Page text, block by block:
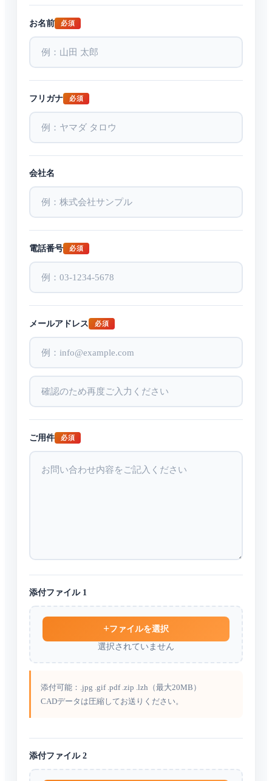
お名前 必須
フリガナ 必須
会社名
電話番号 必須
メールアドレス 必須
ご用件 必須
添付ファイル 1
ファイルを選択
選択されていません
添付可能：.jpg .gif .pdf .zip .lzh（最大20MB）
CADデータは圧縮してお送りください。
添付ファイル 2